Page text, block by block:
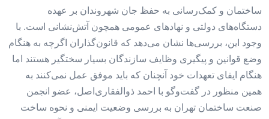
ساختمان و کمک‌رسانی به حفظ جان شهروندان بر عهده
دستگاه‌‌‌های دولتی و نهادهای عمومی همچون آتش‌‌‌نشانی است. با
وجود این، بررسی‌‌‌ها نشان می‌دهد که قانون‌گذاران اگرچه به هنگام
وضع قوانین و پیگیری وظایف سازندگان بسیار سختگیر هستند اما
هنگام ایفای تعهدات خود آنچنان که باید موفق عمل نمی‌‌‌کنند به
همین منظور در گفت‌وگو با احمد ذوالفقاری‌اصل، عضو انجمن
صنعت ساختمان تهران به بررسی وضعیت ایمنی و نحوه ساخت